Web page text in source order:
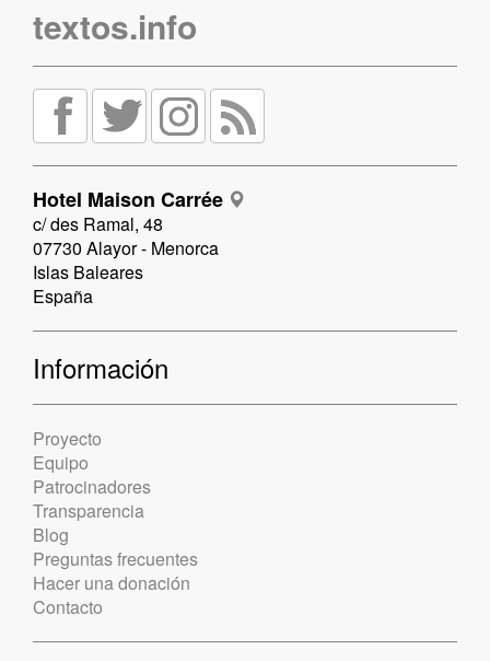
textos.info
Hotel Maison Carrée
c/ des Ramal, 48
07730 Alayor - Menorca
Islas Baleares
España
Información
Proyecto
Equipo
Patrocinadores
Transparencia
Blog
Preguntas frecuentes
Hacer una donación
Contacto